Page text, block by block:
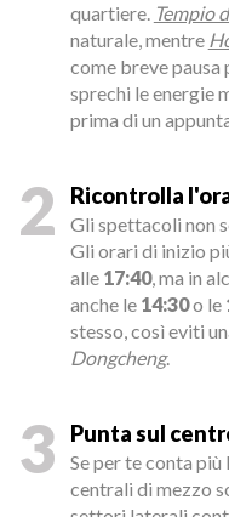
quartiere. Tempio
naturale, mentre
come breve pausa
sprechi le energie
prima di un
2 Ricontrolla
Gli spettacoli non
Gli orari di inizio
alle 17:40, ma in
anche le 14:30o le
stesso, così eviti
Dongcheng.
3 Punta sul
Se per te conta
centrali di mezzo